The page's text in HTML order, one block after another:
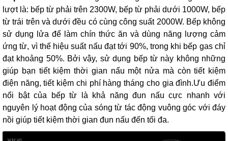
lượt là: bếp từ phải trên 2300W, bếp từ phải dưới 1000W, bếp
từ trái trên và dưới đều có cùng công suất 2000W. Bếp không
sử dụng lửa để làm chín thức ăn và dùng năng lượng cảm
ứng từ, vì thế hiệu suất nấu đạt tới 90%, trong khi bếp gas chỉ
đạt khoảng 50%. Bởi vậy, sử dụng bếp từ này không những
giúp bạn tiết kiệm thời gian nấu một nửa mà còn tiết kiệm
điện năng, tiết kiệm chi phí hàng tháng cho gia đình.Ưu điểm
nổi bật của bếp từ là khả năng đun nấu cực nhanh với
nguyên lý hoạt động của sóng từ tác động vuông góc với đáy
nồi giúp tiết kiệm thời gian đun nấu đến tối đa.